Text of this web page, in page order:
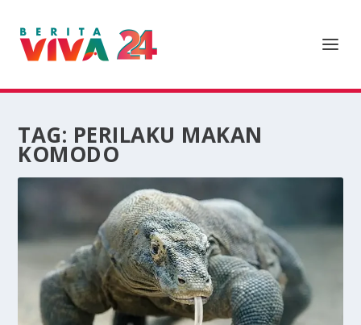
TAG: PERILAKU MAKAN
KOMODO